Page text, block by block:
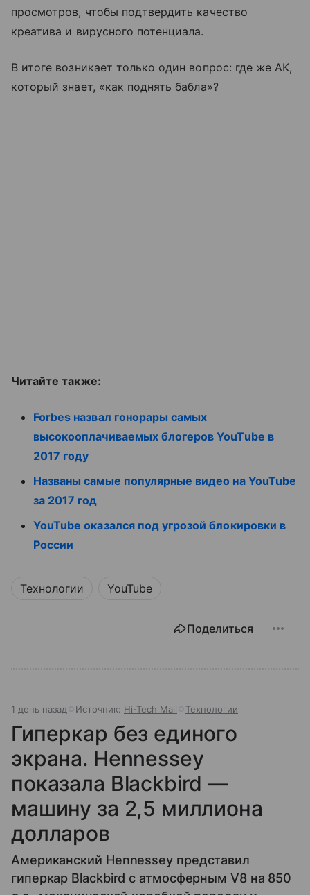
просмотров, чтобы подтвердить качество
креатива и вирусного потенциала.
В итоге возникает только один вопрос: где же АК,
который знает, «как поднять бабла»?
Читайте также:
Forbes назвал гонорары самых
высокооплачиваемых блогеров YouTube в
2017 году
Названы самые популярные видео на YouTube
за 2017 год
YouTube оказался под угрозой блокировки в
России
Технологии YouTube
Поделиться
1 день назад Источник: Hi-Tech Mail Технологии
Гиперкар без единого
экрана. Hennessey
показала Blackbird —
машину за 2,5 миллиона
долларов
Американский Hennessey представил
гиперкар Blackbird с атмосферным V8 на 850